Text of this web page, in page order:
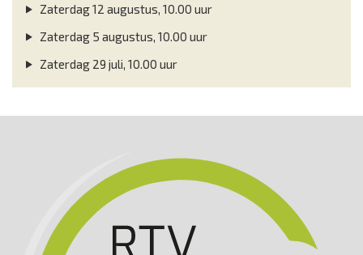
Zaterdag 12 augustus, 10.00 uur
Zaterdag 5 augustus, 10.00 uur
Zaterdag 29 juli, 10.00 uur